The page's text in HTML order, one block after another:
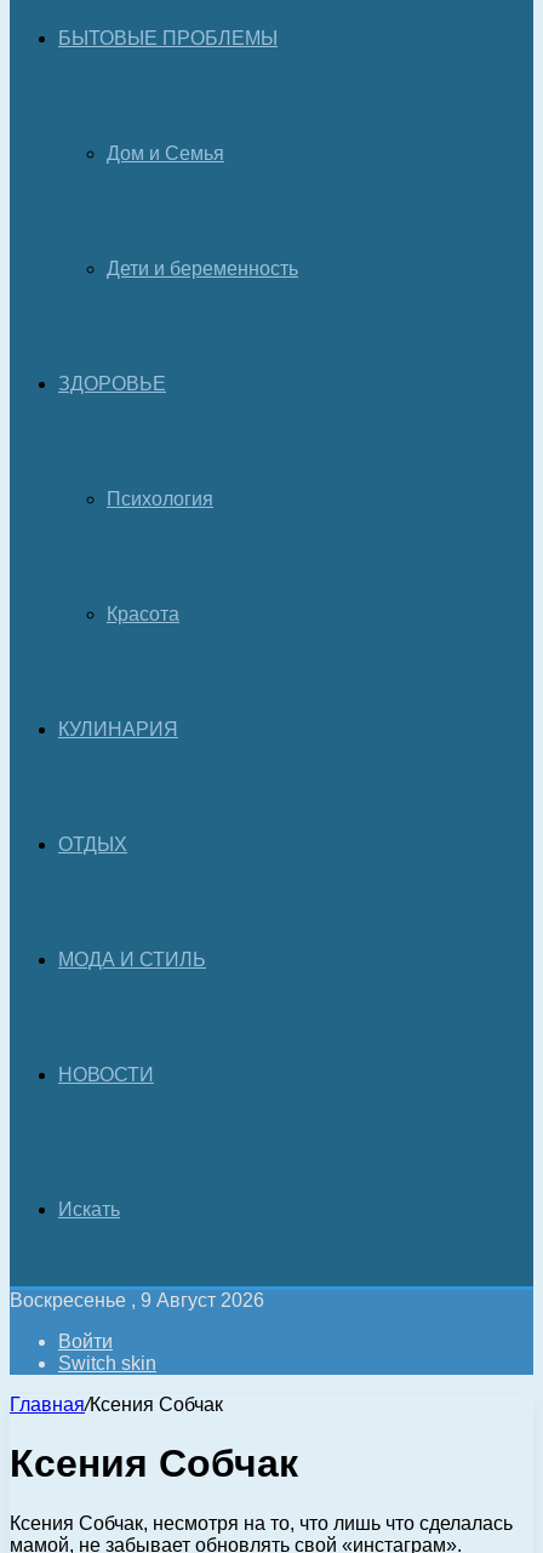
БЫТОВЫЕ ПРОБЛЕМЫ
Дом и Семья
Дети и беременность
ЗДОРОВЬЕ
Психология
Красота
КУЛИНАРИЯ
ОТДЫХ
МОДА И СТИЛЬ
НОВОСТИ
Искать
Воскресенье , 9 Август 2026
Войти
Switch skin
Главная/Ксения Собчак
Ксения Собчак
Ксения Собчак, несмотря на то, что лишь что сделалась
мамой, не забывает обновлять свой «инстаграм».